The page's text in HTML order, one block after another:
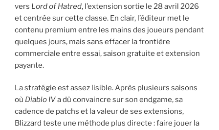
vers Lord of Hatred, l’extension sortie le 28 avril 2026
et centrée sur cette classe. En clair, l’éditeur met le
contenu premium entre les mains des joueurs pendant
quelques jours, mais sans effacer la frontière
commerciale entre essai, saison gratuite et extension
payante.
La stratégie est assez lisible. Après plusieurs saisons
où Diablo IVa dû convaincre sur son endgame, sa
cadence de patchs et la valeur de ses extensions,
Blizzard teste une méthode plus directe : faire jouer la